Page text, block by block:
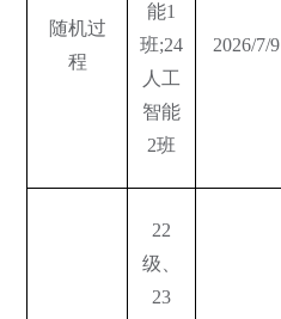
随机过
程
能1
班;24
人工
智能
2班
2026/7/9
22
级、
23